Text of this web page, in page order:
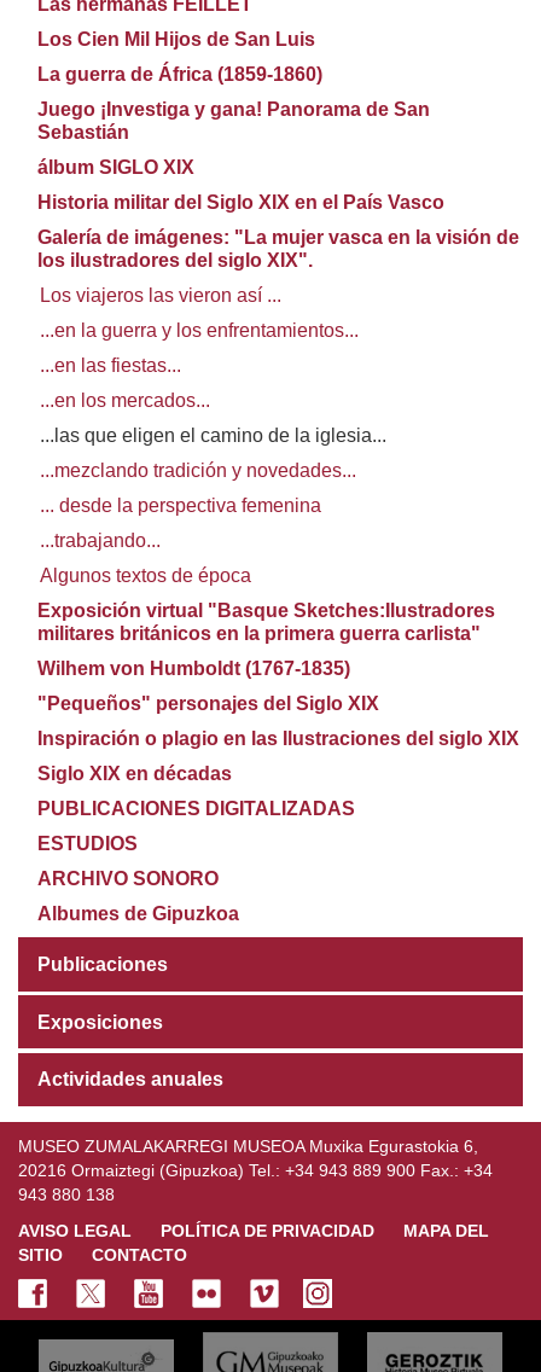
Las hermanas FEILLET
Los Cien Mil Hijos de San Luis
La guerra de África (1859-1860)
Juego ¡Investiga y gana! Panorama de San
Sebastián
álbum SIGLO XIX
Historia militar del Siglo XIX en el País Vasco
Galería de imágenes: "La mujer vasca en la visión de
los ilustradores del siglo XIX".
Los viajeros las vieron así ...
...en la guerra y los enfrentamientos...
...en las fiestas...
...en los mercados...
...las que eligen el camino de la iglesia...
...mezclando tradición y novedades...
... desde la perspectiva femenina
...trabajando...
Algunos textos de época
Exposición virtual "Basque Sketches:Ilustradores
militares británicos en la primera guerra carlista"
Wilhem von Humboldt (1767-1835)
"Pequeños" personajes del Siglo XIX
Inspiración o plagio en las Ilustraciones del siglo XIX
Siglo XIX en décadas
PUBLICACIONES DIGITALIZADAS
ESTUDIOS
ARCHIVO SONORO
Albumes de Gipuzkoa
Publicaciones
Exposiciones
Actividades anuales
MUSEO ZUMALAKARREGI MUSEOA Muxika Egurastokia 6,
20216 Ormaiztegi (Gipuzkoa) Tel.: +34 943 889 900 Fax.: +34
943 880 138
AVISO LEGAL
POLÍTICA DE PRIVACIDAD
MAPA DEL
SITIO
CONTACTO